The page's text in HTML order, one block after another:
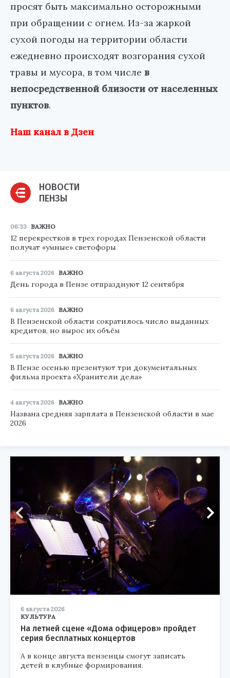
просят быть максимально осторожными
при обращении с огнем. Из-за жаркой
сухой погоды на территории области
ежедневно происходят возгорания сухой
травы и мусора, в том числе в
непосредственной близости от населенных
пунктов.
Наш канал в Дзен
НОВОСТИ
ПЕНЗЫ
06:33 ВАЖНО
12 перекрестков в трех городах Пензенской области
получат «умные» светофоры
6 августа 2026 ВАЖНО
День города в Пензе отпразднуют 12 сентября
6 августа 2026 ВАЖНО
В Пензенской области сократилось число выданных
кредитов, но вырос их объём
5 августа 2026 ВАЖНО
В Пензе осенью презентуют три документальных
фильма проекта «Хранители дела»
4 августа 2026 ВАЖНО
Названа средняя зарплата в Пензенской области в мае
2026
6 августа 2026
КУЛЬТУРА
На летней сцене «Дома офицеров» пройдет
серия бесплатных концертов
А в конце августа пензенцы смогут записать
детей в клубные формирования.